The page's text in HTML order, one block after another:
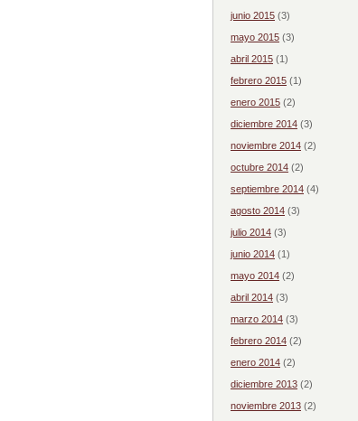
junio 2015 (3)
mayo 2015 (3)
abril 2015 (1)
febrero 2015 (1)
enero 2015 (2)
diciembre 2014 (3)
noviembre 2014 (2)
octubre 2014 (2)
septiembre 2014 (4)
agosto 2014 (3)
julio 2014 (3)
junio 2014 (1)
mayo 2014 (2)
abril 2014 (3)
marzo 2014 (3)
febrero 2014 (2)
enero 2014 (2)
diciembre 2013 (2)
noviembre 2013 (2)